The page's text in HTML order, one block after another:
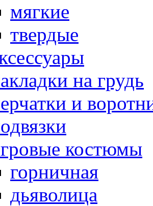
мягкие
твердые
на грудь
и
костюмы
горничная
дьяволица